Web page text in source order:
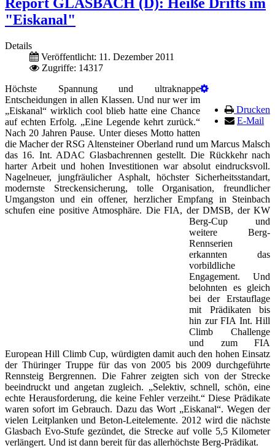
"Eiskanal"
Details
Veröffentlicht: 11. Dezember 2011
Zugriffe: 14317
Drucken
E-Mail
Höchste Spannung und ultraknappe
Entscheidungen in allen Klassen. Und nur wer im
„Eiskanal“ wirklich cool blieb hatte eine Chance
auf echten Erfolg. „Eine Legende kehrt zurück.“
Nach 20 Jahren Pause. Unter dieses Motto hatten
die Macher der RSG Altensteiner Oberland rund um Marcus Malsch
das 16. Int. ADAC Glasbachrennen gestellt. Die Rückkehr nach
harter Arbeit und hohen Investitionen war absolut eindrucksvoll.
Nagelneuer, jungfräulicher Asphalt, höchster Sicherheitsstandart,
modernste Streckensicherung, tolle Organisation, freundlicher
Umgangston und ein offener, herzlicher Empfang in Steinbach
schufen eine positive Atmosphäre. Die FIA, der DMSB, der KW
Berg-Cup und
weitere Berg-
Rennserien
erkannten das
vorbildliche
Engagement. Und
belohnten es gleich
bei der Erstauflage
mit Prädikaten bis
hin zur FIA Int. Hill
Climb Challenge
und zum FIA
European Hill Climb Cup, würdigten damit auch den hohen Einsatz
der Thüringer Truppe für das von 2005 bis 2009 durchgeführte
Rennsteig Bergrennen. Die Fahrer zeigten sich von der Strecke
beeindruckt und angetan zugleich. „Selektiv, schnell, schön, eine
echte Herausforderung, die keine Fehler verzeiht.“ Diese Prädikate
waren sofort im Gebrauch. Dazu das Wort „Eiskanal“. Wegen der
vielen Leitplanken und Beton-Leitelemente. 2012 wird die nächste
Glasbach Evo-Stufe gezündet, die Strecke auf volle 5,5 Kilometer
verlängert. Und ist dann bereit für das allerhöchste Berg-Prädikat.